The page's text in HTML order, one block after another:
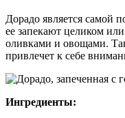
Дорадо является самой
ее запекают целиком
оливками и овощами.
привлечет к себе
Ингредиенты: